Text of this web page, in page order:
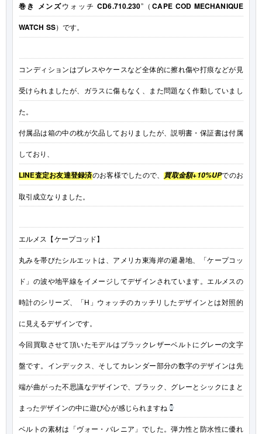
巻き メンズウォッチCD6.710.230”（CAPE COD MECHANIQUE
WATCH SS）です。
コンディションはブレスやケースなど全体的に擦れ傷や打痕などが見
受けられましたが、ガラスに傷もなく、また問題なく作動していまし
た。
付属品は箱の中の枕が欠品しておりましたが、説明書・保証書は付属
しており、
LINE査定お友達登録済のお客様でしたので、買取金額+10%UPでのお
取引成立なりました。
エルメス【ケープコッド】
丸みを帯びたシルエットは、アメリカ東海岸の避暑地、「ケープコッ
ド」の波や地平線をイメージしてデザインされています。エルメスの
時計のシリーズ、「H」ウォッチのカッチリしたデザインとは対照的
に見えるデザインです。
今回買取させて頂いたモデルはブラックレザーベルトにグレーの文字
盤です。インデックス、そしてカレンダー部分の数字のデザインは先
端が曲がった不思議なデザインで、ブラック、グレーとシックにまと
まったデザインの中に遊び心が感じられますね
ベルトの素材は「ヴォー・バレニア」でした。弾力性と防水性に優れ